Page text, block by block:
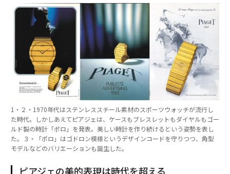
1・２・1970年代はステンレススチール素材のスポーツウォッチが流行し
た時代。しかしあえてピアジェは、ケースもブレスレットもダイヤルもゴー
ルド製の時計「ポロ」を発表。美しい時計を作り続けるという姿勢を表し
た。３・「ポロ」はゴドロン模様というデザインコードを守りつつ、角型
モデルなどのバリエーションも誕生した。
ピアジェの美的表現は時代を超える